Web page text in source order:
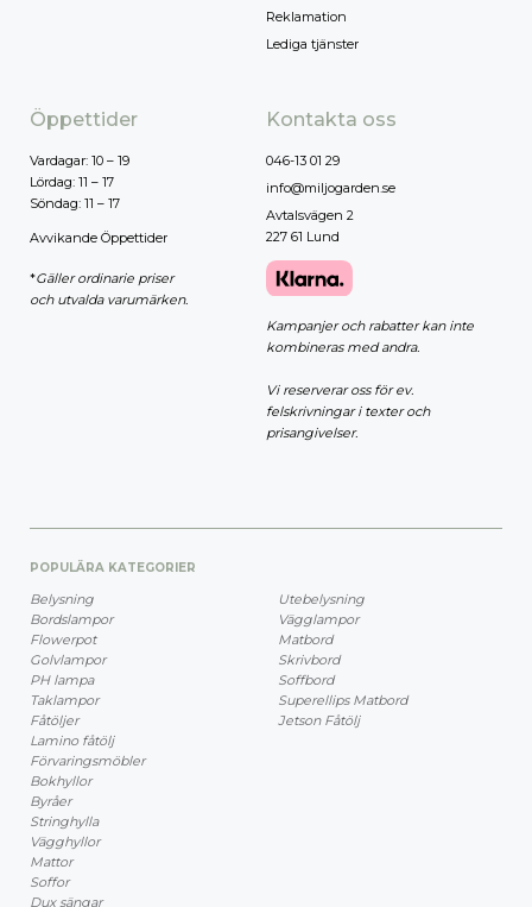
Reklamation
Lediga tjänster
Öppettider
Vardagar: 10 – 19
Lördag: 11 – 17
Söndag: 11 – 17
Avvikande Öppettider
*Gäller ordinarie priser
och utvalda varumärken.
Kontakta oss
046-13 01 29
info@miljogarden.se
Avtalsvägen 2
227 61 Lund
Kampanjer och rabatter kan inte
kombineras med andra.
Vi reserverar oss för ev.
felskrivningar i texter och
prisangivelser.
POPULÄRA KATEGORIER
Belysning
Bordslampor
Flowerpot
Golvlampor
PH lampa
Taklampor
Fåtöljer
Lamino fåtölj
Förvaringsmöbler
Bokhyllor
Byråer
Stringhylla
Vägghyllor
Mattor
Soffor
Dux sängar
Utebelysning
Vägglampor
Matbord
Skrivbord
Soffbord
Superellips Matbord
Jetson Fåtölj